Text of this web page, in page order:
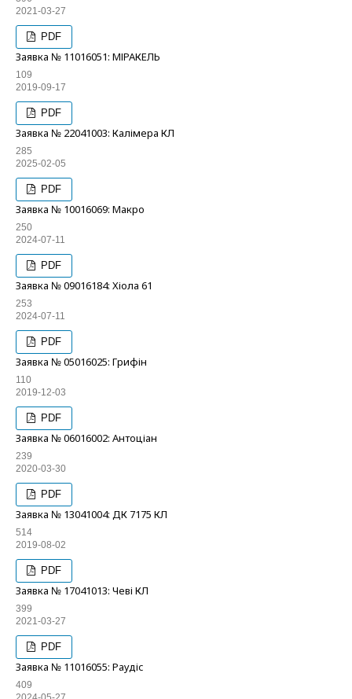
2021-03-27
PDF
Заявка № 11016051: МІРАКЕЛЬ
109
2019-09-17
PDF
Заявка № 22041003: Калімера КЛ
285
2025-02-05
PDF
Заявка № 10016069: Макро
250
2024-07-11
PDF
Заявка № 09016184: Хіола 61
253
2024-07-11
PDF
Заявка № 05016025: Грифін
110
2019-12-03
PDF
Заявка № 06016002: Антоціан
239
2020-03-30
PDF
Заявка № 13041004: ДК 7175 КЛ
514
2019-08-02
PDF
Заявка № 17041013: Чеві КЛ
399
2021-03-27
PDF
Заявка № 11016055: Раудіс
409